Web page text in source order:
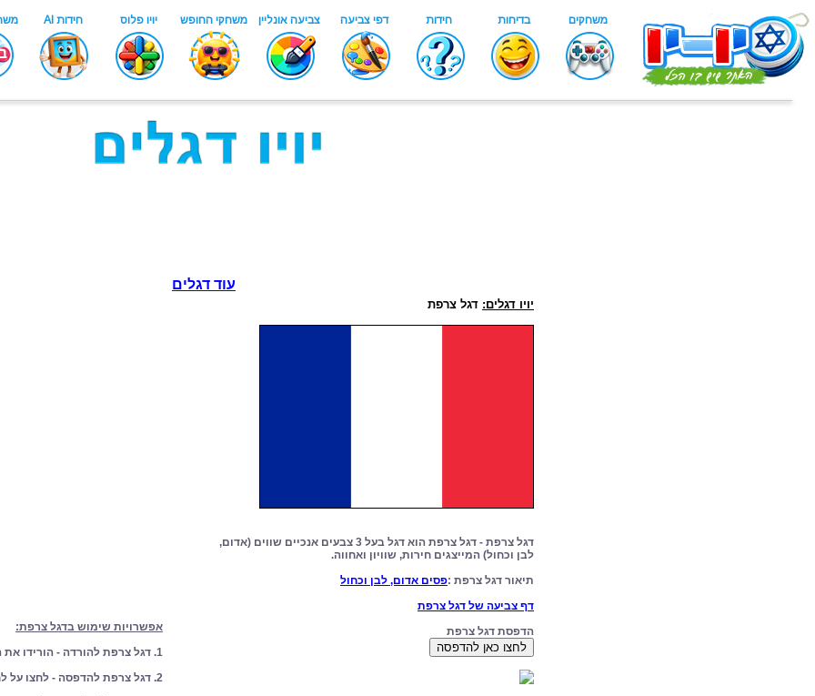
עוד דגלים
יויו דגלים: דגל צרפת
דגל צרפת - דגל צרפת הוא דגל בעל 3 צבעים אנכיים שווים (אדום,
לבן וכחול) המייצגים חירות, שוויון ואחווה.
תיאור דגל צרפת :פסים אדום, לבן וכחול
דף צביעה של דגל צרפת
הדפסת דגל צרפת
לחצו כאן להדפסה
אפשרויות שימוש בדגל צרפת:
1. דגל צרפת להורדה - הורידו את הדגל למחשב שלכם
2. דגל צרפת להדפסה - לחצו על לחצן הדפסה מצד ימין